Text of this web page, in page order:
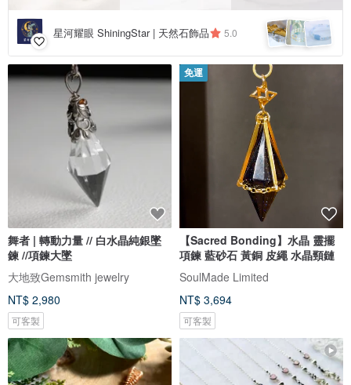
星河耀眼 ShiningStar | 天然石飾品 5.0
舞者 | 轉動力量 // 白水晶純銀墜
鍊 //項鍊大墜
大地致Gemsmith jewelry
NT$ 2,980
可客製
免運
【Sacred Bonding】水晶 靈擺
項鍊 藍砂石 黃銅 皮繩 水晶頸鏈
SoulMade Limited
NT$ 3,694
可客製